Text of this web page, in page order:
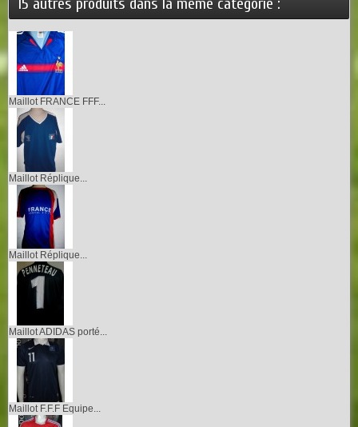
15 autres produits dans la même catégorie :
Maillot FRANCE FFF...
Maillot Réplique...
Maillot Réplique...
Maillot ADIDAS porté...
Maillot F.F.F Equipe...